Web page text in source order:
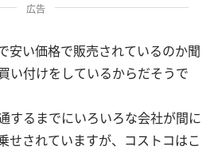
広告
安い価格で販売されているのか聞
い付けをしているからだそうで
するまでにいろいろな会社が間に
せされていますが、コストコはこ